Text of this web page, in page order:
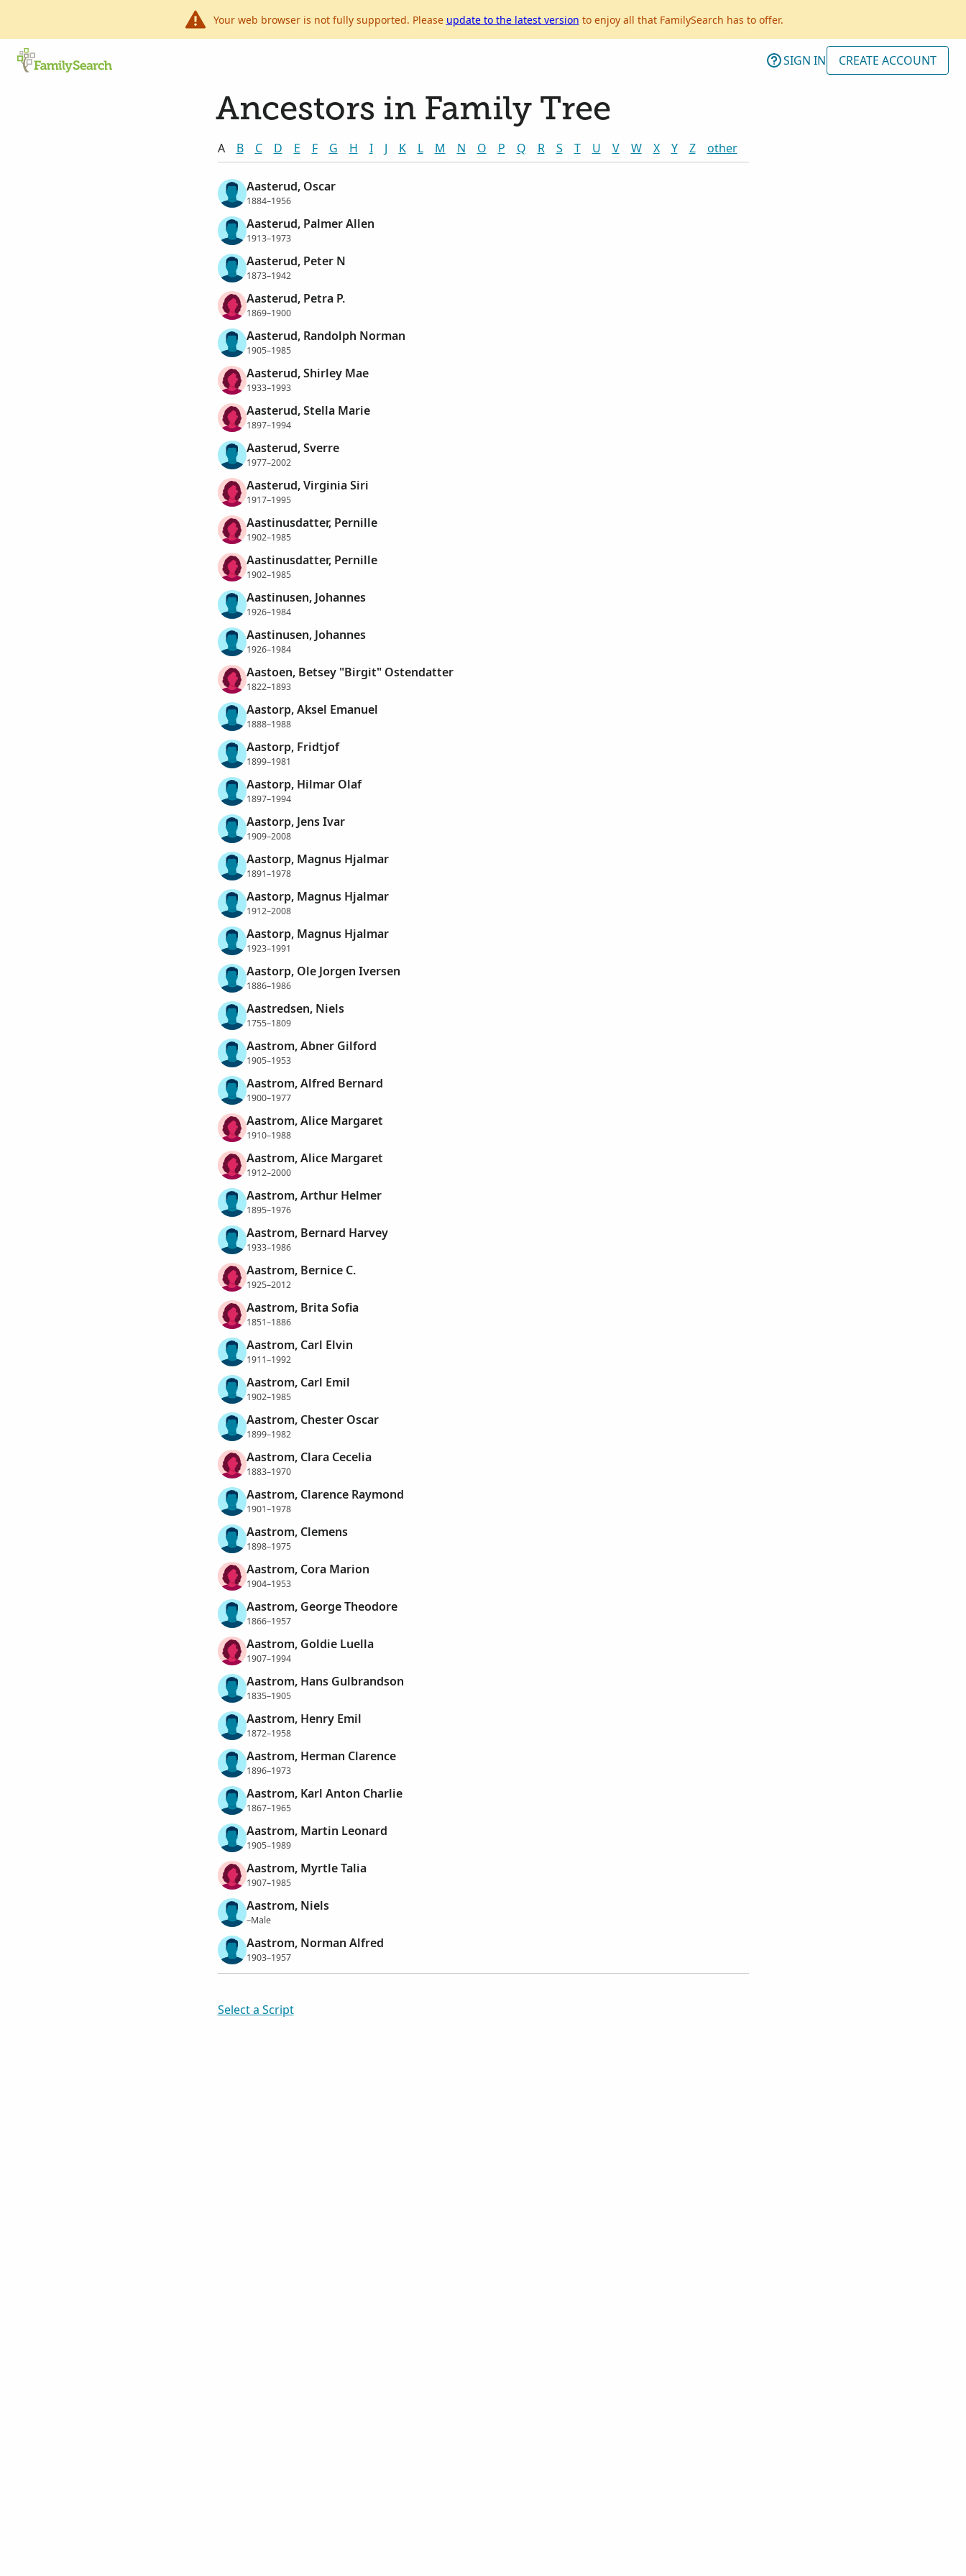
Your web browser is not fully supported. Please update to the latest version to enjoy all that FamilySearch has to offer.
SIGN IN CREATE ACCOUNT
Ancestors in Family Tree
A B C D E F G H I J K L M N O P Q R S T U V W X Y Z other
Aasterud, Oscar
1884–1956
Aasterud, Palmer Allen
1913–1973
Aasterud, Peter N
1873–1942
Aasterud, Petra P.
1869–1900
Aasterud, Randolph Norman
1905–1985
Aasterud, Shirley Mae
1933–1993
Aasterud, Stella Marie
1897–1994
Aasterud, Sverre
1977–2002
Aasterud, Virginia Siri
1917–1995
Aastinusdatter, Pernille
1902–1985
Aastinusdatter, Pernille
1902–1985
Aastinusen, Johannes
1926–1984
Aastinusen, Johannes
1926–1984
Aastoen, Betsey "Birgit" Ostendatter
1822–1893
Aastorp, Aksel Emanuel
1888–1988
Aastorp, Fridtjof
1899–1981
Aastorp, Hilmar Olaf
1897–1994
Aastorp, Jens Ivar
1909–2008
Aastorp, Magnus Hjalmar
1891–1978
Aastorp, Magnus Hjalmar
1912–2008
Aastorp, Magnus Hjalmar
1923–1991
Aastorp, Ole Jorgen Iversen
1886–1986
Aastredsen, Niels
1755–1809
Aastrom, Abner Gilford
1905–1953
Aastrom, Alfred Bernard
1900–1977
Aastrom, Alice Margaret
1910–1988
Aastrom, Alice Margaret
1912–2000
Aastrom, Arthur Helmer
1895–1976
Aastrom, Bernard Harvey
1933–1986
Aastrom, Bernice C.
1925–2012
Aastrom, Brita Sofia
1851–1886
Aastrom, Carl Elvin
1911–1992
Aastrom, Carl Emil
1902–1985
Aastrom, Chester Oscar
1899–1982
Aastrom, Clara Cecelia
1883–1970
Aastrom, Clarence Raymond
1901–1978
Aastrom, Clemens
1898–1975
Aastrom, Cora Marion
1904–1953
Aastrom, George Theodore
1866–1957
Aastrom, Goldie Luella
1907–1994
Aastrom, Hans Gulbrandson
1835–1905
Aastrom, Henry Emil
1872–1958
Aastrom, Herman Clarence
1896–1973
Aastrom, Karl Anton Charlie
1867–1965
Aastrom, Martin Leonard
1905–1989
Aastrom, Myrtle Talia
1907–1985
Aastrom, Niels
–Male
Aastrom, Norman Alfred
1903–1957
Select a Script